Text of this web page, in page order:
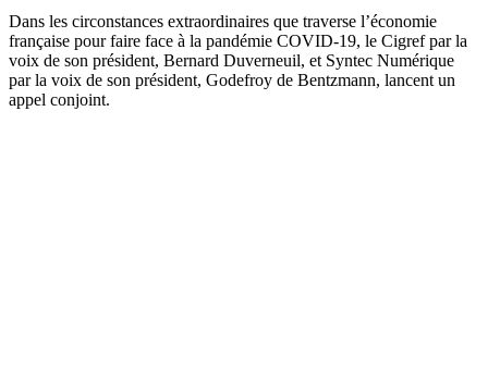
Email
Dans les circonstances extraordinaires que traverse l’économie
française pour faire face à la pandémie COVID-19, le Cigref par la
voix de son président, Bernard Duverneuil, et Syntec Numérique
par la voix de son président, Godefroy de Bentzmann, lancent un
appel conjoint.